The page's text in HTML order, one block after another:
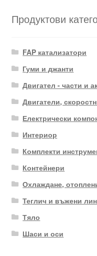
Продуктови
FAP катализатори
Гуми и джанти
Двигател - части и
Двигатели,
Електрически
Интериор
Комплекти
Контейнери
Охлаждане,
Теглич и въжени
Тяло
Шаси и оси